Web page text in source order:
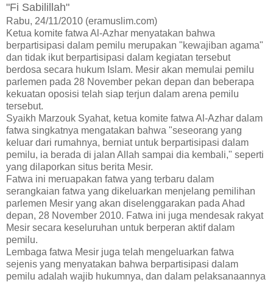
"Fi Sabilillah"
Rabu, 24/11/2010 (eramuslim.com)
Ketua komite fatwa Al-Azhar menyatakan bahwa
berpartisipasi dalam pemilu merupakan "kewajiban agama"
dan tidak ikut berpartisipasi dalam kegiatan tersebut
berdosa secara hukum Islam. Mesir akan memulai pemilu
parlemen pada 28 November pekan depan dan beberapa
kekuatan oposisi telah siap terjun dalam arena pemilu
tersebut.
Syaikh Marzouk Syahat, ketua komite fatwa Al-Azhar dalam
fatwa singkatnya mengatakan bahwa "seseorang yang
keluar dari rumahnya, berniat untuk berpartisipasi dalam
pemilu, ia berada di jalan Allah sampai dia kembali," seperti
yang dilaporkan situs berita Mesir.
Fatwa ini meruapakan fatwa yang terbaru dalam
serangkaian fatwa yang dikeluarkan menjelang pemilihan
parlemen Mesir yang akan diselenggarakan pada Ahad
depan, 28 November 2010. Fatwa ini juga mendesak rakyat
Mesir secara keseluruhan untuk berperan aktif dalam
pemilu.
Lembaga fatwa Mesir juga telah mengeluarkan fatwa
sejenis yang menyatakan bahwa berpartisipasi dalam
pemilu adalah wajib hukumnya, dan dalam pelaksanaannya